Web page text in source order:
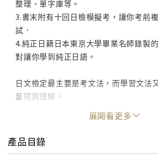
整理、單字庫等。
3.書末附有十回日檢模擬考，讓你考前
試．
4.純正日籍日本東京大學畢業名師錄製
對讓你學到純正日語。
日文檢定最主要是考文法，而學習文法
呈現與理解。
本書針對日文檢定、日常生活中常用的
型，做系統整理及介紹。
在全書56個主題下，分別以會話例句、
展開看更多
產品目錄